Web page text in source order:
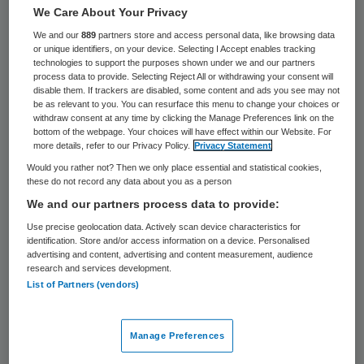
Ambulancepersoneel legt woensdagmiddag,
verspreid over het land, het werk neer. Het
is voor het eerst dat
ziekenautomedewerkers een landelijke
werkonderbreking houden, meldde FNV
Zorg & Welzijn dinsdag.
Van 12.00 tot 16.00 uur rukken de
ambulances alleen uit in spoedgevallen en
gaan reeds geplande ritten met patiënten
niet door. “Totdat werkgever
gaat met een fatsoenlijke cao, blijft het
ambulancepersoneel de komende weken
We Care About Your Privacy
We and our889 partners store and access personal data, like browsing data
or unique identifiers, on your device. Selecting I Accept enables tracking
technologies to support the purposes shown under we and our partners
process data to provide. Selecting Reject All or withdrawing your consent will
disable them. If trackers are disabled, some content and ads you see may not
be as relevant to you. You can resurface this menu to change your choices or
withdraw consent at any time by clicking the Manage Preferences link on the
bottom of the webpage. Your choices will have effect within our Website. For
more details, refer to our Privacy Policy.
Privacy Statement
Would you rather not? Then we only place essential and statistical cookies,
these do not record any data about you as a person
We and our partners process data to provide:
Use precise geolocation data. Actively scan device characteristics for
identification. Store and/or access information on a device. Personalised
advertising and content, advertising and content measurement, audience
research and services development.
List of Partners (vendors)
Manage Preferences